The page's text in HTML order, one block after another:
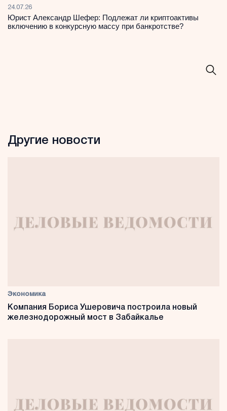
24.07.26
Юрист Александр Шефер: Подлежат ли криптоактивы
включению в конкурсную массу при банкротстве?
Другие новости
Экономика
Компания Бориса Ушеровича построила новый
железнодорожный мост в Забайкалье